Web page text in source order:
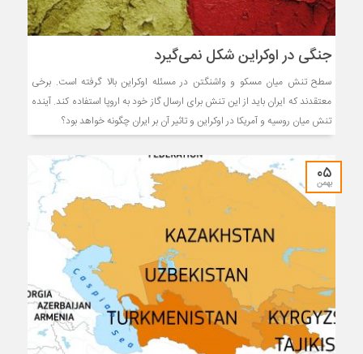
جنگی در اوکراین شکل نمی‌گیرد
سطح تنش میان مسکو و واشنگتن در مسئله اوکراین بالا گرفته است. برخی
معتقدند که ایران باید از این تنش برای ارسال گاز خود به اروپا استفاده کند. آینده
تنش میان روسیه و آمریکا در اوکراین و تاثیر آن بر ایران چگونه خواهد بود؟
۰۵
بهمن